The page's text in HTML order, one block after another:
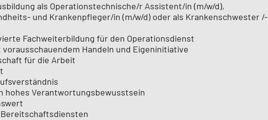
als Operationstechnische/r Assistent/in (m/w/d),
und Krankenpfleger/in (m/w/d) oder als Krankenschwester /-
Fachweiterbildung für den Operationsdienst
Handeln und Eigeninitiative
für die Arbeit
hohes Verantwortungsbewusstsein